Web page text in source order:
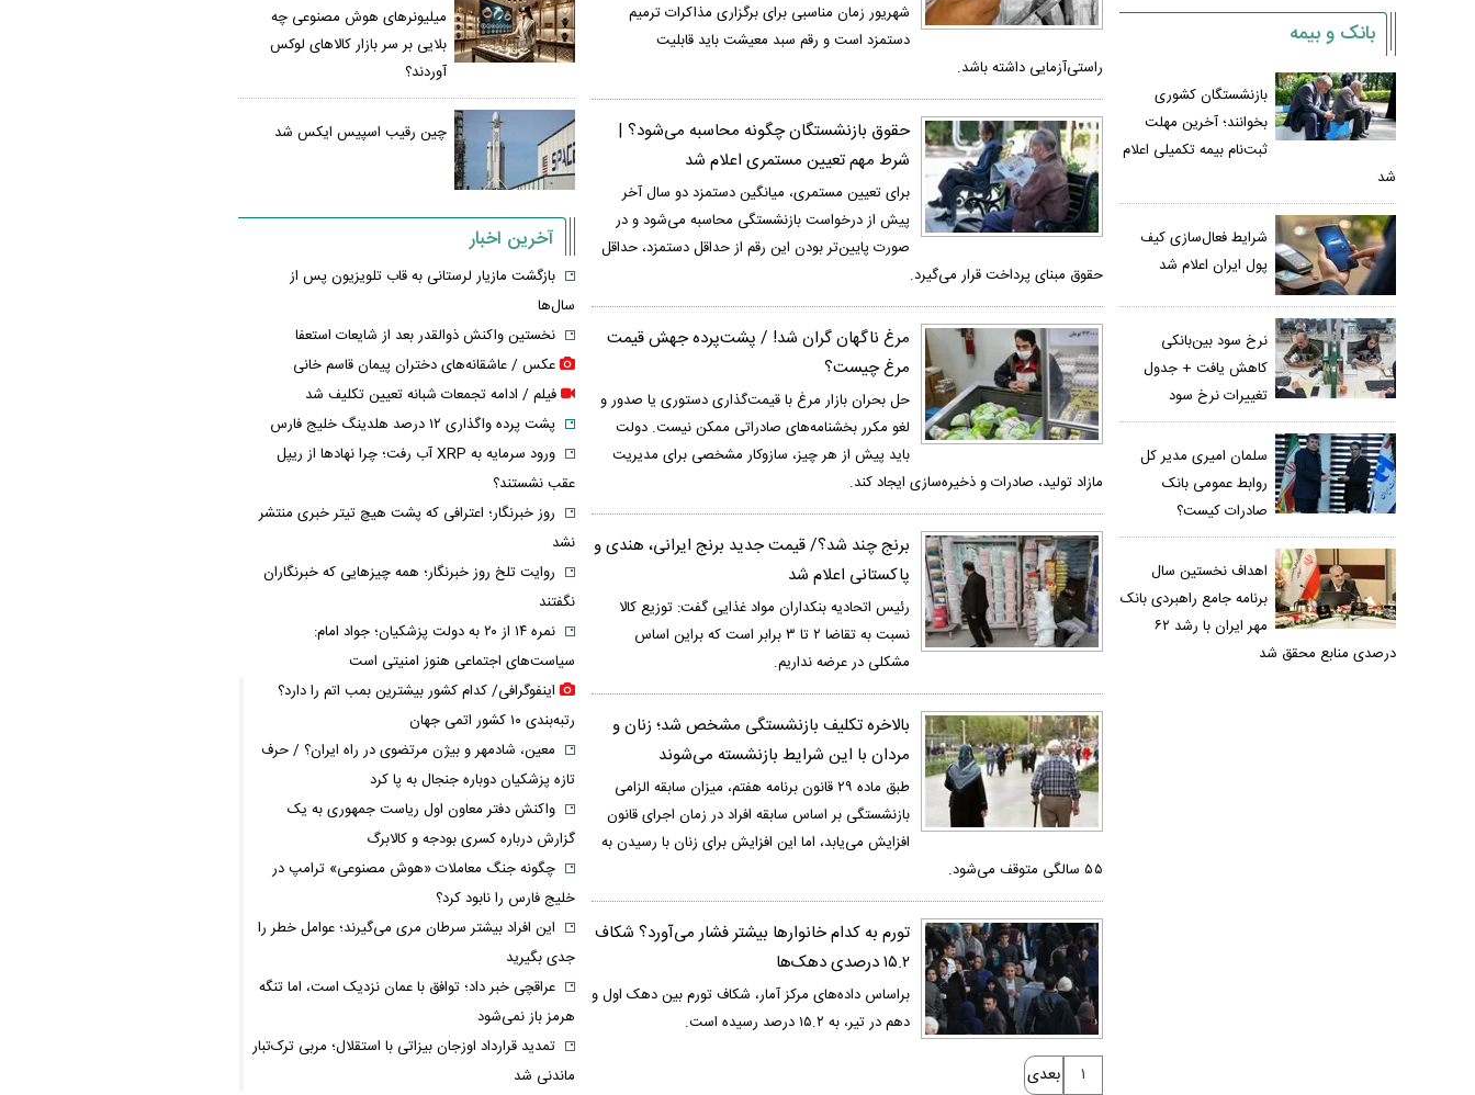
شهریور زمان مناسبی برای برگزاری مذاکرات ترمیم
دستمزد است و رقم سبد معیشت باید قابلیت
راستی‌آزمایی داشته باشد.
حقوق بازنشستگان چگونه محاسبه می‌شود؟ |
شرط مهم تعیین مستمری اعلام شد
برای تعیین مستمری، میانگین دستمزد دو سال آخر
پیش از درخواست بازنشستگی محاسبه می‌شود و در
صورت پایین‌تر بودن این رقم از حداقل دستمزد، حداقل
حقوق مبنای پرداخت قرار می‌گیرد.
مرغ ناگهان گران شد! / پشت‌پرده جهش قیمت
مرغ چیست؟
حل بحران بازار مرغ با قیمت‌گذاری دستوری یا صدور و
لغو مکرر بخشنامه‌های صادراتی ممکن نیست. دولت
باید پیش از هر چیز، سازوکار مشخصی برای مدیریت
مازاد تولید، صادرات و ذخیره‌سازی ایجاد کند.
برنج چند شد؟/ قیمت جدید برنج ایرانی، هندی و
پاکستانی اعلام شد
رئیس اتحادیه بنکداران مواد غذایی گفت: توزیع کالا
نسبت به تقاضا ۲ تا ۳ برابر است که براین اساس
مشکلی در عرضه نداریم.
بالاخره تکلیف بازنشستگی مشخص شد؛ زنان و
مردان با این شرایط بازنشسته می‌شوند
طبق ماده ۲۹ قانون برنامه هفتم، میزان سابقه الزامی
بازنشستگی بر اساس سابقه افراد در زمان اجرای قانون
افزایش می‌یابد، اما این افزایش برای زنان با رسیدن به
۵۵ سالگی متوقف می‌شود.
تورم به کدام خانوارها بیشتر فشار می‌آورد؟ شکاف
۱۵.۲ درصدی دهک‌ها
براساس داده‌های مرکز آمار، شکاف تورم بین دهک اول و
دهم در تیر، به ۱۵.۲ درصد رسیده است.
۱ بعدی
بانک و بیمه
بازنشستگان کشوری
بخوانند؛ آخرین مهلت
ثبت‌نام بیمه تکمیلی اعلام
شد
شرایط فعال‌سازی کیف
پول ایران اعلام شد
نرخ سود بین‌بانکی
کاهش یافت + جدول
تغییرات نرخ سود
سلمان امیری مدیر کل
روابط عمومی بانک
صادرات کیست؟
اهداف نخستین سال
برنامه جامع راهبردی بانک
مهر ایران با رشد ۶۲
درصدی منابع محقق شد
میلیونرهای هوش مصنوعی چه
بلایی بر سر بازار کالاهای لوکس
آوردند؟
چین رقیب اسپیس ایکس شد
آخرین اخبار
بازگشت مازیار لرستانی به قاب تلویزیون پس از
سال‌ها
نخستین واکنش ذوالقدر بعد از شایعات استعفا
عکس / عاشقانه‌های دختران پیمان قاسم خانی
فیلم / ادامه تجمعات شبانه تعیین تکلیف شد
پشت پرده واگذاری ۱۲ درصد هلدینگ خلیج فارس
ورود سرمایه به XRP آب رفت؛ چرا نهادها از ریپل
عقب نشستند؟
روز خبرنگار؛ اعترافی که پشت هیچ تیتر خبری منتشر
نشد
روایت تلخ روز خبرنگار؛ همه چیزهایی که خبرنگاران
نگفتند
نمره ۱۴ از ۲۰ به دولت پزشکیان؛ جواد امام:
سیاست‌های اجتماعی هنوز امنیتی است
اینفوگرافی/ کدام کشور بیشترین بمب اتم را دارد؟
رتبه‌بندی ۱۰ کشور اتمی جهان
معین، شادمهر و بیژن مرتضوی در راه ایران؟ / حرف
تازه پزشکیان دوباره جنجال به پا کرد
واکنش دفتر معاون اول ریاست جمهوری به یک
گزارش درباره کسری بودجه و کالابرگ
چگونه جنگ معاملات «هوش مصنوعی» ترامپ در
خلیج فارس را نابود کرد؟
این افراد بیشتر سرطان مری می‌گیرند؛ عوامل خطر را
جدی بگیرید
عراقچی خبر داد؛ توافق با عمان نزدیک است، اما تنگه
هرمز باز نمی‌شود
تمدید قرارداد اوزجان بیزاتی با استقلال؛ مربی ترک‌تبار
ماندنی شد